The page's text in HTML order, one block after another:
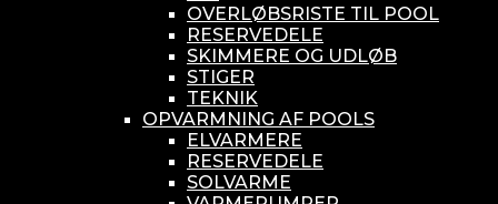
OVERLØBSRISTE TIL POOL
RESERVEDELE
SKIMMERE OG UDLØB
STIGER
TEKNIK
OPVARMNING AF POOLS
ELVARMERE
RESERVEDELE
SOLVARME